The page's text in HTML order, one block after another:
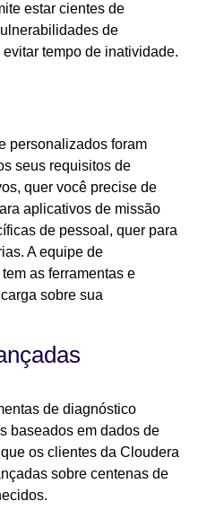
estar cientes de
de
tempo de inatividade.
personalizados foram
seus requisitos de
quer você precise de
aplicativos de missão
de pessoal, quer para
A equipe de
as ferramentas e
sobre sua
de diagnóstico
baseados em dados de
os clientes da Cloudera
sobre centenas de